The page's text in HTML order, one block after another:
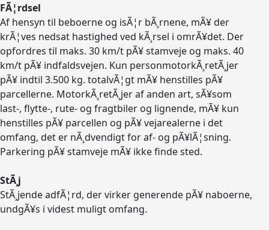
FÃ¦rdsel
Af hensyn til beboerne og isÃ¦r bÃ¸rnene, mÃ¥ der
krÃ¦ves nedsat hastighed ved kÃ¸rsel i omrÃ¥det. Der
opfordres til maks. 30 km/t pÃ¥ stamveje og maks. 40
km/t pÃ¥ indfaldsvejen. Kun personmotorkÃ¸retÃ¸jer
pÃ¥ indtil 3.500 kg. totalvÃ¦gt mÃ¥ henstilles pÃ¥
parcellerne. MotorkÃ¸retÃ¸jer af anden art, sÃ¥som
last-, flytte-, rute- og fragtbiler og lignende, mÃ¥ kun
henstilles pÃ¥ parcellen og pÃ¥ vejarealerne i det
omfang, det er nÃ¸dvendigt for af- og pÃ¥lÃ¦sning.
Parkering pÃ¥ stamveje mÃ¥ ikke finde sted.
StÃ¸j
StÃ¸jende adfÃ¦rd, der virker generende pÃ¥ naboerne,
undgÃ¥s i videst muligt omfang.